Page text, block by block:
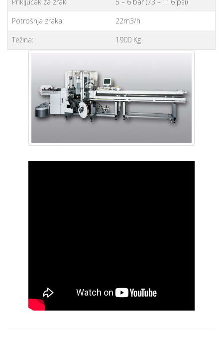
Potrošnja zraka:
22m3/h
Težina:
1900 Kg